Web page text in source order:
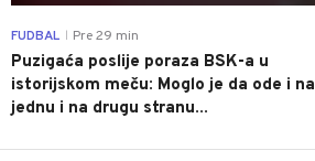
FUDBAL Pre 29 min
Puzigaća poslije poraza BSK-a u
istorijskom meču: Moglo je da ode i na
jednu i na drugu stranu...